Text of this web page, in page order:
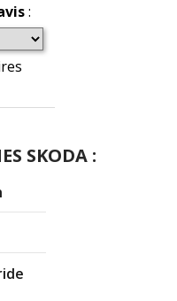
:
SKODA :